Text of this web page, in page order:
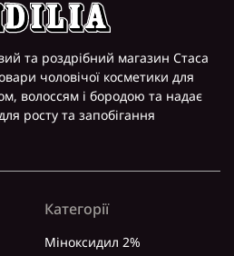
та роздрібний магазин Стаса
чоловічої косметики для
волоссям і бородою та надає
росту та запобігання
Категорії
Міноксидил 2%